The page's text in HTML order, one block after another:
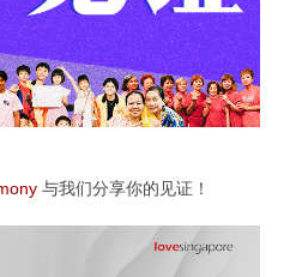
与我们分享你的见证！